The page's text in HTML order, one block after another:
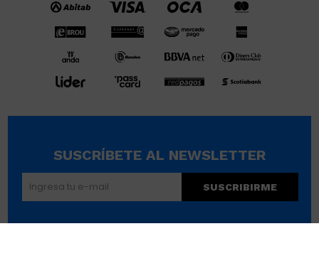
SUSCRÍBETE AL NEWSLETTER
SUSCRIBIRME